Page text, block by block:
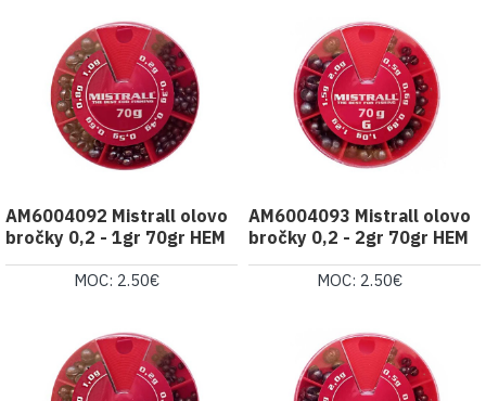
AM6004092 Mistrall olovo
bročky 0,2 - 1gr 70gr HEM
MOC: 2.50€
AM6004093 Mistrall olovo
bročky 0,2 - 2gr 70gr HEM
MOC: 2.50€